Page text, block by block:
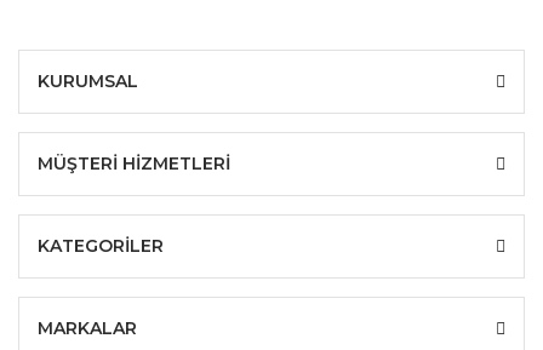
KURUMSAL
MÜŞTERİ HİZMETLERİ
KATEGORİLER
MARKALAR